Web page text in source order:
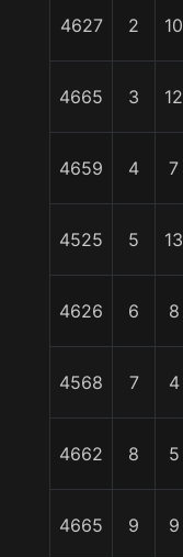
4627 2 10
4665 3 12
4659 4 7
4525 5 13
4626 6 8
4568 7 4
4662 8 5
4665 9 9